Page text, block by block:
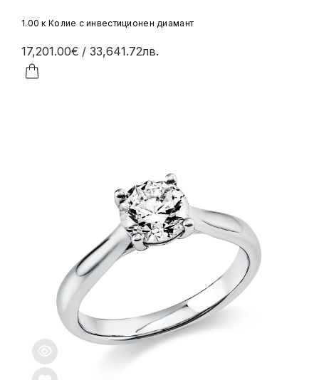
1.00 к Колие с инвестиционен диамант
17,201.00€ / 33,641.72лв.